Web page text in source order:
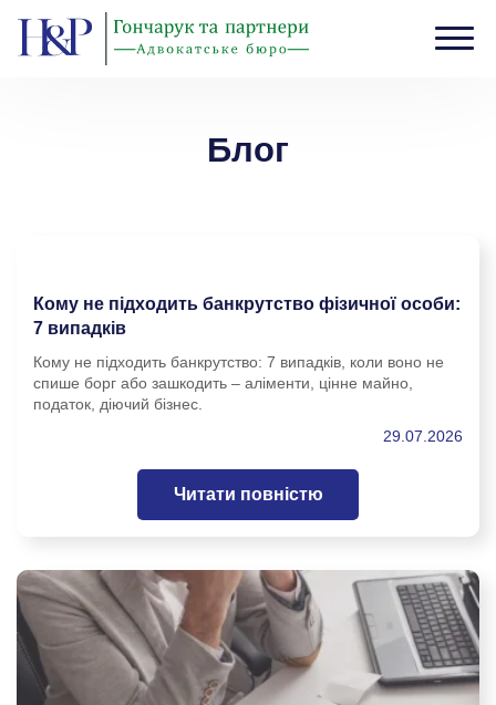
Головна Блог›Cторінка 2
Блог
Кому не підходить банкрутство фізичної особи:
7 випадків
Кому не підходить банкрутство: 7 випадків, коли воно не
спише борг або зашкодить – аліменти, цінне майно,
податок, діючий бізнес.
29.07.2026
Читати повністю